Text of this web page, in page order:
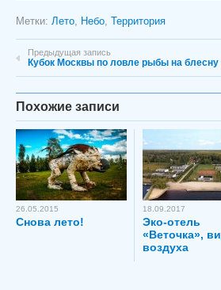
Метки: Лето, Небо, Территория
Предыдущая запись
Кубок Москвы по ловле рыбы на блесну
Похожие записи
26.05.2015
Снова лето!
18.09.2017
Эко-отель
«Веточка»,
воздуха